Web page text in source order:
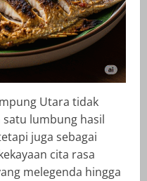
Utara tidak
satu lumbung hasil
juga sebagai
cita rasa
melegenda hingga